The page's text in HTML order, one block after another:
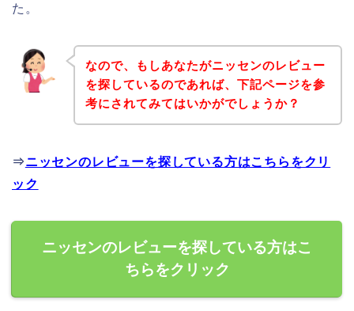
た。
なので、もしあなたがニッセンのレビュー
を探しているのであれば、下記ページを参
考にされてみてはいかがでしょうか？
⇒ニッセンのレビューを探している方はこちらをクリ
ック
ニッセンのレビューを探している方はこ
ちらをクリック